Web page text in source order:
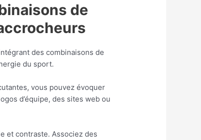
de
des combinaisons de
du sport.
vous pouvez évoquer
d’équipe, des sites web ou
et contraste. Associez des